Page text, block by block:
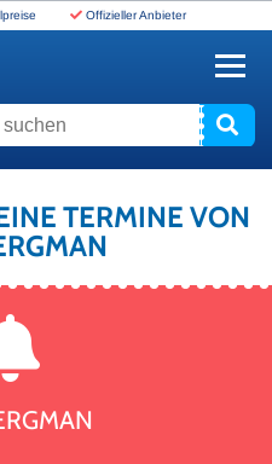
Offizieller Anbieter
TERMINE VON